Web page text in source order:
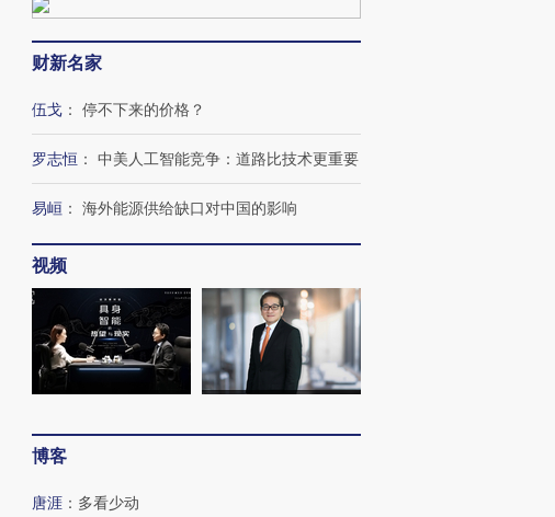
财新名家
伍戈 ： 停不下来的价格？
罗志恒 ： 中美人工智能竞争：道路比技术更重要
易峘 ： 海外能源供给缺口对中国的影响
视频
博客
唐涯 ： 多看少动